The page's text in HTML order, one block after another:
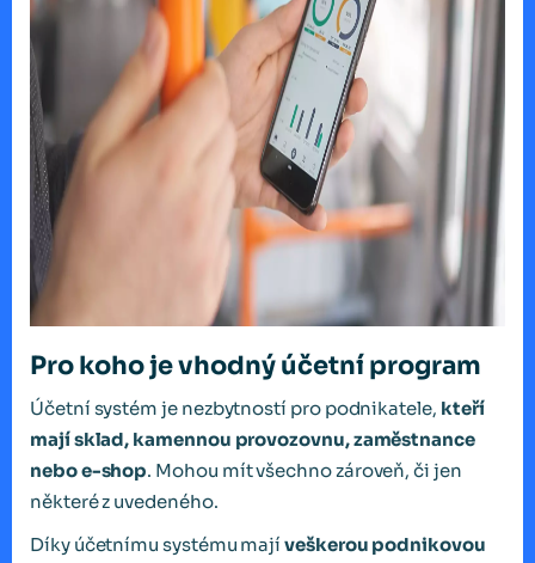
Pro koho je vhodný účetní program
Účetní systém je nezbytností pro podnikatele, kteří
mají sklad, kamennou provozovnu, zaměstnance
nebo e-shop. Mohou mít všechno zároveň, či jen
některé z uvedeného.
Díky účetnímu systému majíveškerou podnikovou